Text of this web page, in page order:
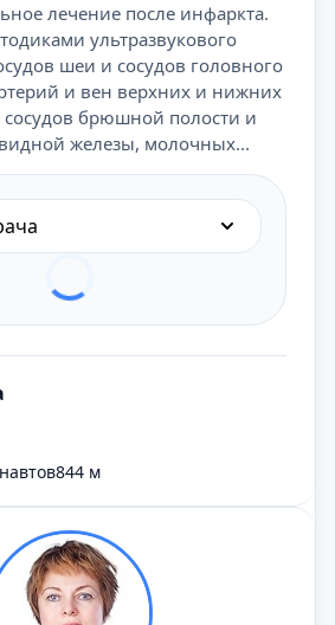
лечение после инфаркта.
ультразвукового
шеи и сосудов головного
и вен верхних и нижних
сосудов брюшной полости и
железы, молочных...
844 м